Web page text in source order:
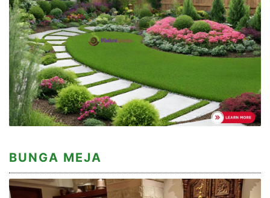
BUNGA MEJA